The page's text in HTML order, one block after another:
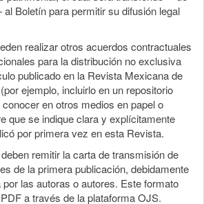
Boletín para permitir su difusión legal
realizar otros acuerdos contractuales
para la distribución no exclusiva
publicado en la Revista Mexicana de
ejemplo, incluirlo en un repositorio
en otros medios en papel o
que se indique clara y explícitamente
por primera vez en esta Revista.
remitir la carta de transmisión de
de la primera publicación, debidamente
las autoras o autores. Este formato
a través de la plataforma OJS.